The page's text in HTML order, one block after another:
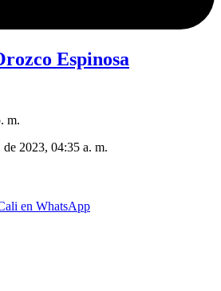
Espinosa
m.
de 2023, 04:35 a. m.
en WhatsApp